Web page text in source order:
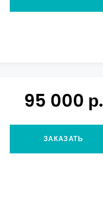
95 000 р.
ЗАКАЗАТЬ